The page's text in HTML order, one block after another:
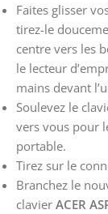
Faites glisser
tirez-le
centre vers les
le lecteur
mains devant
Soulevez le
vers vous pour
portable.
Tirez sur le
Branchez le
clavier ACER